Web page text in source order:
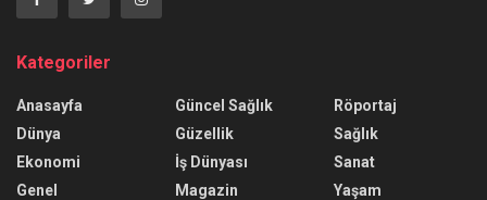
Kategoriler
Anasayfa
Dünya
Ekonomi
Genel
Güncel Sağlık
Güzellik
İş Dünyası
Magazin
Röportaj
Sağlık
Sanat
Yaşam